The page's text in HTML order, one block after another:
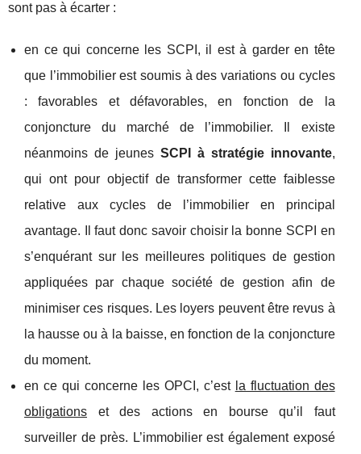
sont pas à écarter :
en ce qui concerne les SCPI, il est à garder en tête
que l’immobilier est soumis à des variations ou cycles
: favorables et défavorables, en fonction de la
conjoncture du marché de l’immobilier. Il existe
néanmoins de jeunes SCPI à stratégie innovante,
qui ont pour objectif de transformer cette faiblesse
relative aux cycles de l’immobilier en principal
avantage. Il faut donc savoir choisir la bonne SCPI en
s’enquérant sur les meilleures politiques de gestion
appliquées par chaque société de gestion afin de
minimiser ces risques. Les loyers peuvent être revus à
la hausse ou à la baisse, en fonction de la conjoncture
du moment.
en ce qui concerne les OPCI, c’est la fluctuation des
obligations et des actions en bourse qu’il faut
surveiller de près. L’immobilier est également exposé